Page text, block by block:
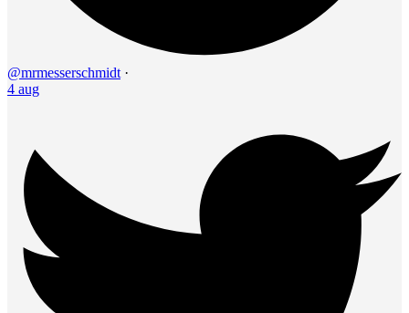
@mrmesserschmidt ·
4 aug